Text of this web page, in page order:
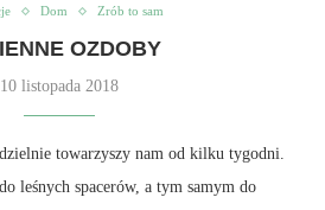
Dom Zrób to sam
OZDOBY
10 listopada 2018
towarzyszy nam od kilku tygodni.
leśnych spacerów, a tym samym do